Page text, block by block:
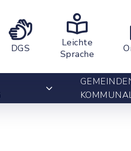
DGS
Leichte
Sprache